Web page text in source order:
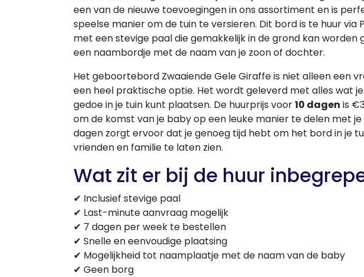
een van de nieuwe toevoegingen in ons assortiment en is
speelse manier om de tuin te versieren. Dit bord is te huur
met een stevige paal die gemakkelijk in de grond kan
een naambordje met de naam van je zoon of dochter.
Het geboortebord Zwaaiende Gele Giraffe is niet alleen een
een heel praktische optie. Het wordt geleverd met alles wat
gedoe in je tuin kunt plaatsen. De huurprijs voor10 dagen is
om de komst van je baby op een leuke manier te delen met
dagen zorgt ervoor dat je genoeg tijd hebt om het bord in je
vrienden en familie te laten zien.
Wat zit er bij de huur
✔ Inclusief stevige paal
✔ Last-minute aanvraag mogelijk
✔ 7 dagen per week te bestellen
✔ Snelle en eenvoudige plaatsing
✔ Mogelijkheid tot naamplaatje met de naam van de baby
✔ Geen borg